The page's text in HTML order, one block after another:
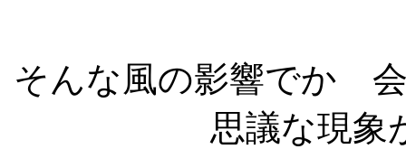
そんな風の影響でか
思議な現象